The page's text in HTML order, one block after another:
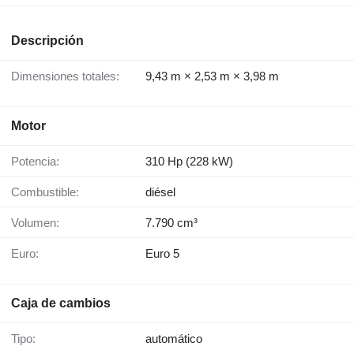
Descripción
Dimensiones totales: 9,43 m × 2,53 m × 3,98 m
Motor
Potencia: 310 Hp (228 kW)
Combustible: diésel
Volumen: 7.790 cm³
Euro: Euro 5
Caja de cambios
Tipo: automático